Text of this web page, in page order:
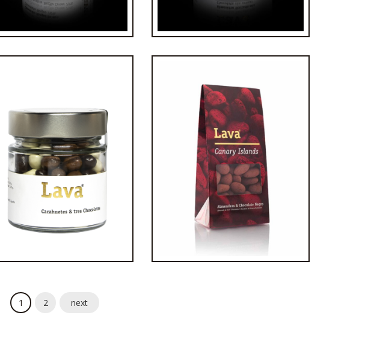
€5,90
Tarro cacahuete & tres
chocolates
Almendras & chocolate negro
€4,90
1 2 next